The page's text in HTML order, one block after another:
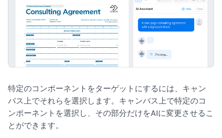
特定のコンポーネントをターゲットにするには、キャン
バス上でそれらを選択します。キャンバス上で特定のコ
ンポーネントを選択し、その部分だけをAIに変更させるこ
とができます。